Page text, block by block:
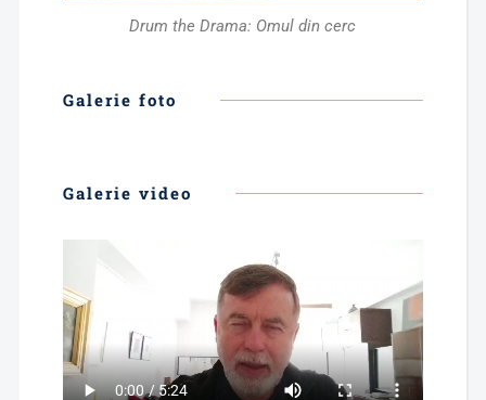
Drum the Drama: Omul din cerc
Galerie foto
Galerie video